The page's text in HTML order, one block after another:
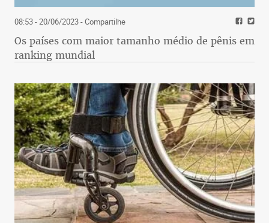
08:53 - 20/06/2023- Compartilhe
Os países com maior tamanho médio de pênis em
ranking mundial